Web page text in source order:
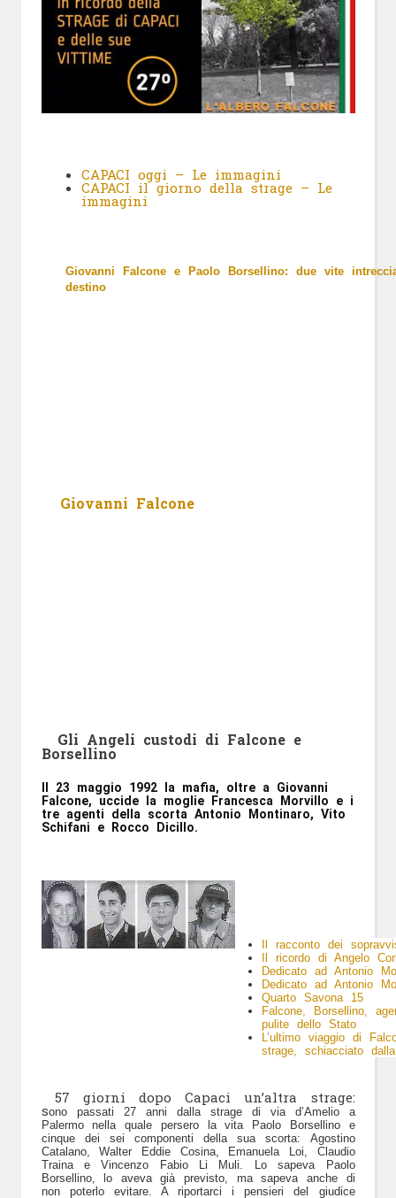
CAPACI oggi – Le immagini
CAPACI il giorno della strage – Le
immagini
Giovanni Falcone e Paolo Borsellino: due vite
destino
Giovanni Falcone
Gli Angeli custodi di Falcone e
Borsellino
Il 23 maggio 1992 la mafia, oltre a Giovanni
Falcone, uccide la moglie Francesca Morvillo e i
tre agenti della scorta Antonio Montinaro, Vito
Schifani e Rocco Dicillo.
Il racconto dei
Il ricordo di Angelo
Dedicato ad Antonio
Dedicato ad Antonio
Quarto Savona 15
Falcone, Borsellino,
pulite dello Stato
L’ultimo viaggio di
strage, schiacciato dalla
57 giorni dopo Capaci un’altra strage:
sono passati 27 anni dalla strage di via d’Amelio a
Palermo nella quale persero la vita Paolo Borsellino e
cinque dei sei componenti della sua scorta: Agostino
Catalano, Walter Eddie Cosina, Emanuela Loi, Claudio
Traina e Vincenzo Fabio Li Muli. Lo sapeva Paolo
Borsellino, lo aveva già previsto, ma sapeva anche di
non poterlo evitare. A riportarci i pensieri del giudice